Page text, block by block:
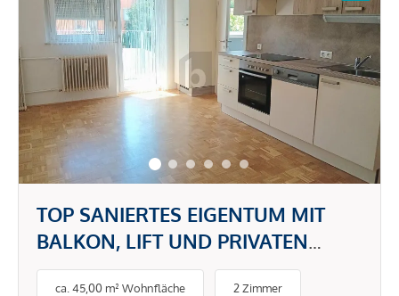
TOP SANIERTES EIGENTUM MIT
BALKON, LIFT UND PRIVATEN
PARKMÖGLICHKEITEN
ca. 45,00 m² Wohnfläche 2 Zimmer